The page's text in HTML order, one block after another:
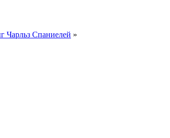
Чарльз Спаниелей »